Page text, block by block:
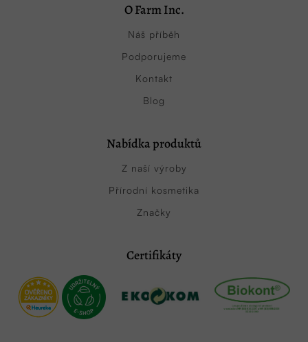
O Farm Inc.
Náš příběh
Podporujeme
Kontakt
Blog
Nabídka produktů
Z naší výroby
Přírodní kosmetika
Značky
Certifikáty